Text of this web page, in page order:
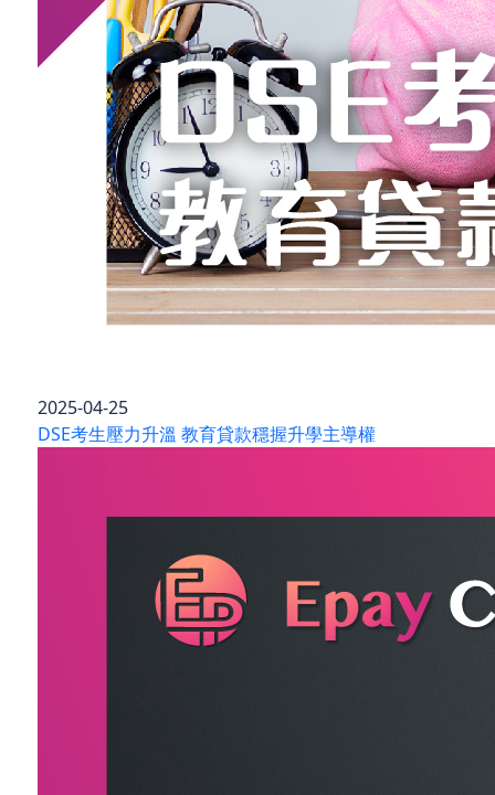
2025-04-25
DSE考生壓力升溫 教育貸款穩握升學主導權